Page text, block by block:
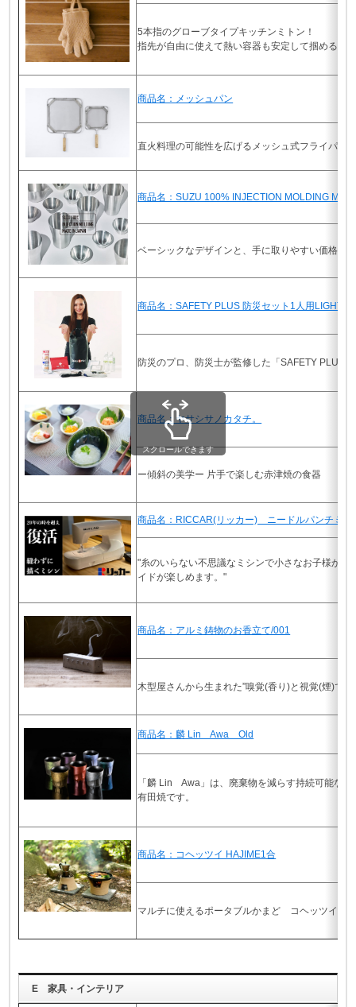
5本指のグローブタイプキッチンミトン！
指先が自由に使えて熱い容器も安定して掴める。
商品名：メッシュパン
直火料理の可能性を広げるメッシュ式フライパン
商品名：SUZU 100% INJECTION MOLDING
ベーシックなデザインと、手に取りやすい価格で
商品名：SAFETY PLUS 防災セット1人用LIGHT
防災のプロ、防災士が監修した「SAFETY PLUS
商品名：ヤサシサノカタチ。
ー傾斜の美学ー 片手で楽しむ赤津焼の食器
商品名：RICCAR(リッカー) ニードルパンチミシ
"糸のいらない不思議なミシンで小さなお子様か
イドが楽しめます。"
商品名：アルミ鋳物のお香立て/001
木型屋さんから生まれた”嗅覚(香り)と視覚(煙)で
商品名：麟 Lin Awa Old
「麟 Lin Awa」は、廃棄物を減らす持続可能な
有田焼です。
商品名：コヘッツイ HAJIME1合
マルチに使えるポータブルかまど コヘッツイ
スクロールできます
E 家具・インテリア